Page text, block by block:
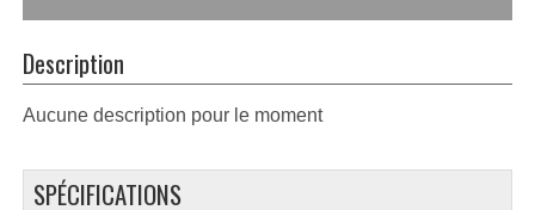
Description
Aucune description pour le moment
SPÉCIFICATIONS